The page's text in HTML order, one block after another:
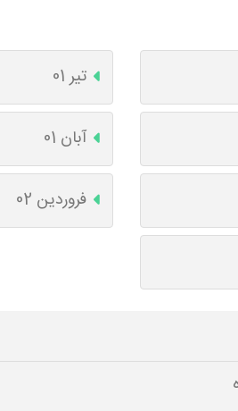
تیر 01
آبان 01
فروردین 02